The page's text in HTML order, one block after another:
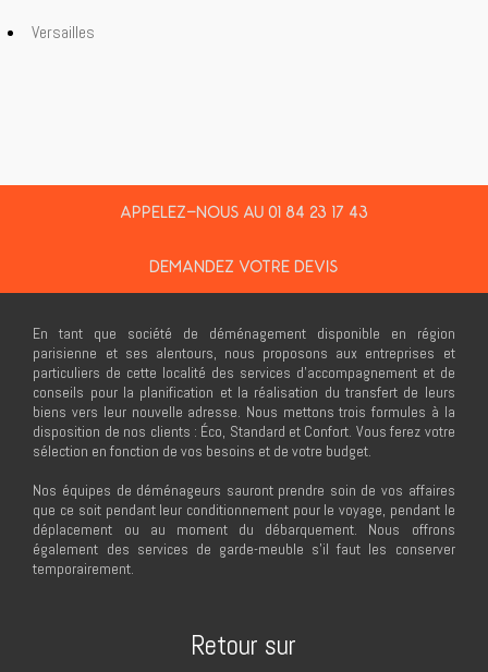
Versailles
APPELEZ-NOUS AU 01 84 23 17 43
DEMANDEZ VOTRE DEVIS
En tant que société de déménagement disponible en région
parisienne et ses alentours, nous proposons aux entreprises et
particuliers de cette localité des services d’accompagnement et de
conseils pour la planification et la réalisation du transfert de leurs
biens vers leur nouvelle adresse. Nous mettons trois formules à la
disposition de nos clients : Éco, Standard et Confort. Vous ferez votre
sélection en fonction de vos besoins et de votre budget.
Nos équipes de déménageurs sauront prendre soin de vos affaires
que ce soit pendant leur conditionnement pour le voyage, pendant le
déplacement ou au moment du débarquement. Nous offrons
également des services de garde-meuble s’il faut les conserver
temporairement.
Retour sur